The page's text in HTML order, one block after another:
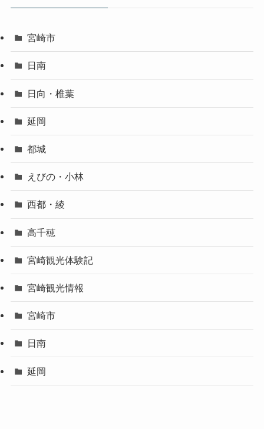
宮崎市
日南
日向・椎葉
延岡
都城
えびの・小林
西都・綾
高千穂
宮崎観光体験記
宮崎観光情報
宮崎市
日南
延岡